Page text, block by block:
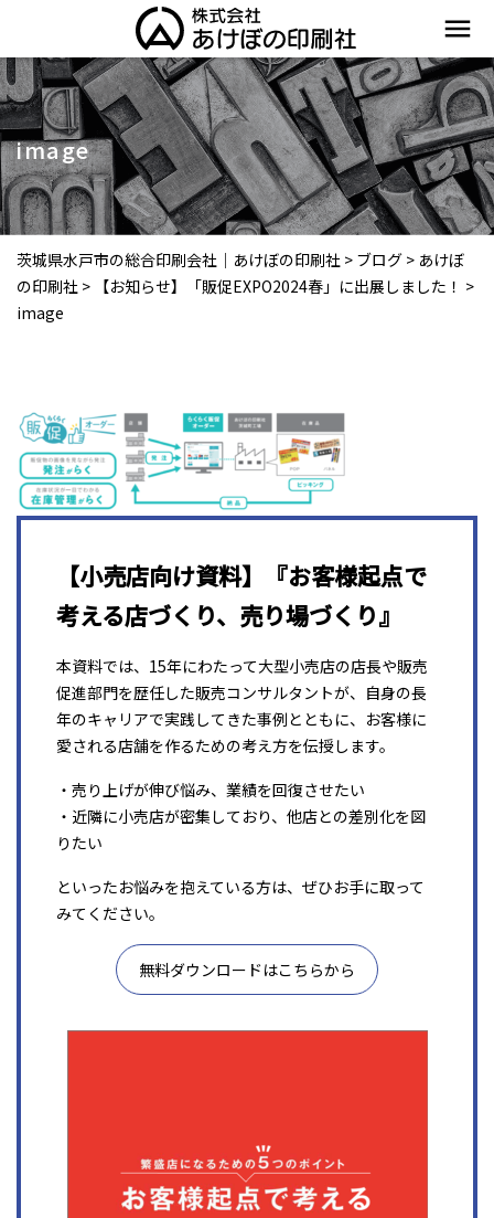
menu
image
茨城県水戸市の総合印刷会社｜あけぼの印刷社 > ブログ > あけぼ
の印刷社 > 【お知らせ】「販促EXPO2024春」に出展しました！ >
image
【小売店向け資料】『お客様起点で
考える店づくり、売り場づくり』
本資料では、15年にわたって大型小売店の店長や販売
促進部門を歴任した販売コンサルタントが、自身の長
年のキャリアで実践してきた事例とともに、お客様に
愛される店舗を作るための考え方を伝授します。
・売り上げが伸び悩み、業績を回復させたい
・近隣に小売店が密集しており、他店との差別化を図
りたい
といったお悩みを抱えている方は、ぜひお手に取って
みてください。
無料ダウンロードはこちらから